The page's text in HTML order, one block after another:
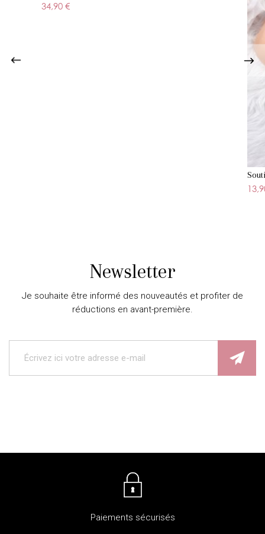
34,90 €
Newsletter
Je souhaite être informé des nouveautés et profiter de
réductions en avant-première.
Paiements sécurisés